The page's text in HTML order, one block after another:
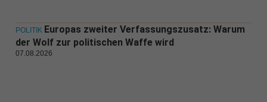
POLITIK Europas zweiter Verfassungszusatz: Warum
der Wolf zur politischen Waffe wird
07.08.2026